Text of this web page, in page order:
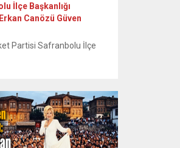
İlçe Başkanlığı
Canözü Güven
Partisi Safranbolu İlçe
giren mevcut başkan
seçildi. MHP Safranbolu
15. Olağan Kongresi, Sunal
yoğun bir
Kongreye tek liste
İlçe Başkanı Erkan